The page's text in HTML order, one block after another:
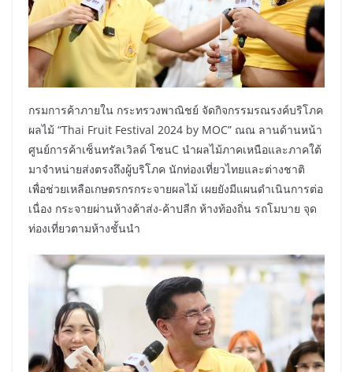
กรมการค้าภายใน กระทรวงพาณิชย์ จัดกิจกรรมรณรงค์บริโภค
ผลไม้ “Thai Fruit Festival 2024 by MOC” ณณ ลานด้านหน้า
ศูนย์การค้าเซ็นทรัลเวิลด์ โซนC นำผลไม้ภาคเหนือและภาคใต้
มาจำหน่ายส่งตรงถึงผู้บริโภค นักท่องเที่ยวไทยและต่างชาติ
เพื่อช่วยเหลือเกษตรกรกระจายผลไม้ เผยยังมีแผนดำเนินการต่อ
เนื่อง กระจายผ่านห้างค้าส่ง-ค้าปลีก ห้างท้องถิ่น รถโมบาย จุด
ท่องเที่ยวตามห้างชั้นนำ